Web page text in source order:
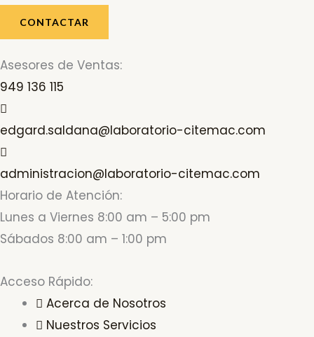
CONTACTAR
Asesores de Ventas:
949 136 115
edgard.saldana@laboratorio-citemac.com
administracion@laboratorio-citemac.com
Horario de Atención:
Lunes a Viernes 8:00 am – 5:00 pm
Sábados 8:00 am – 1:00 pm
Acceso Rápido:
Acerca de Nosotros
Nuestros Servicios